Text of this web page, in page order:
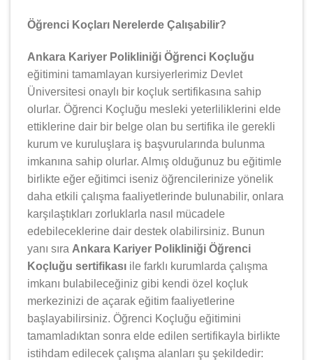
Öğrenci Koçları Nerelerde Çalışabilir?
Ankara Kariyer Polikliniği Öğrenci Koçluğu
eğitimini tamamlayan kursiyerlerimiz Devlet
Üniversitesi onaylı bir koçluk sertifikasına sahip
olurlar. Öğrenci Koçluğu mesleki yeterliliklerini elde
ettiklerine dair bir belge olan bu sertifika ile gerekli
kurum ve kuruluşlara iş başvurularında bulunma
imkanına sahip olurlar. Almış olduğunuz bu eğitimle
birlikte eğer eğitimci iseniz öğrencilerinize yönelik
daha etkili çalışma faaliyetlerinde bulunabilir, onlara
karşılaştıkları zorluklarla nasıl mücadele
edebileceklerine dair destek olabilirsiniz. Bunun
yanı sıra Ankara Kariyer Polikliniği Öğrenci
Koçluğu sertifikası ile farklı kurumlarda çalışma
imkanı bulabileceğiniz gibi kendi özel koçluk
merkezinizi de açarak eğitim faaliyetlerine
başlayabilirsiniz. Öğrenci Koçluğu eğitimini
tamamladıktan sonra elde edilen sertifikayla birlikte
istihdam edilecek çalışma alanları şu şekildedir: